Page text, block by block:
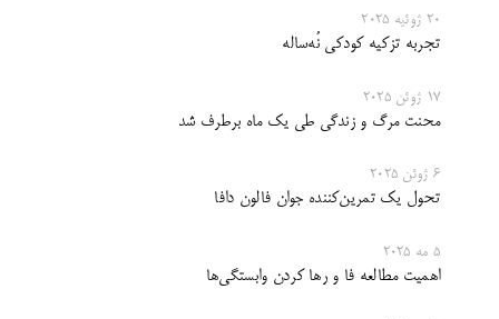
20 ژوئیه 2025
تجربه تزکیه کودکی نُه‌ساله
17 ژوئن 2025
محنت مرگ و زندگی طی یک ماه برطرف شد
6 ژوئن 2025
تحول یک تمرین‌کننده‌ جوان فالون دافا
5 مه 2025
اهمیت مطالعه فا و رها کردن وابستگی‌ها